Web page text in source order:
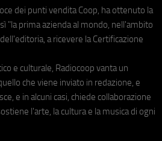
dei punti vendita Coop, ha ottenuto la
"la prima azienda al mondo, nell'ambito
a ricevere la Certificazione
e culturale, Radiocoop vanta un
che viene inviato in redazione, e
e in alcuni casi, chiede collaborazione
l'arte, la cultura e la musica di ogni